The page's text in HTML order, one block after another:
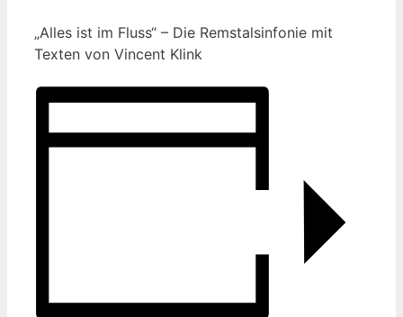
„Alles ist im Fluss“ – Die Remstalsinfonie mit
Texten von Vincent Klink